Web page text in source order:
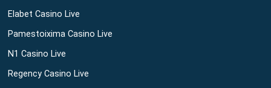
Elabet Casino Live
Pamestoixima Casino Live
N1 Casino Live
Regency Casino Live